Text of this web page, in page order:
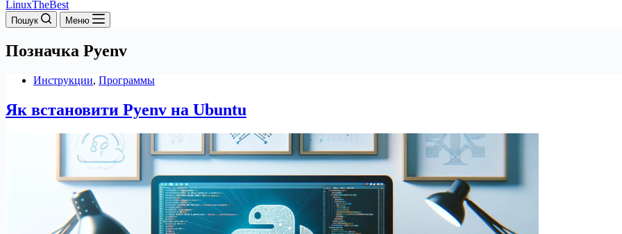
LinuxTheBest
Пошук Меню
Позначка Pyenv
Инструкции, Программы
Як встановити Pyenv на Ubuntu